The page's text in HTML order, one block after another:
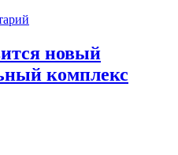
новый
комплекс